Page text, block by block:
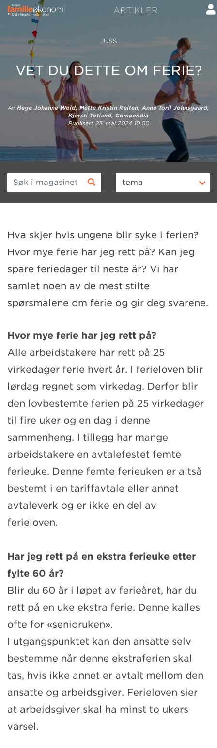
ARTIKLER
JUSS
VET DU DETTE OM FERIE?
Av Hege Johanne Wold, Mette Kristin Reiten, Anne Toril Johnsgaard,
Kjersti Totland, Compendia
Publisert 23. mai 2024 10:00
Søk i magasinet tema
Hva skjer hvis ungene blir syke i ferien?
Hvor mye ferie har jeg rett på? Kan jeg
spare feriedager til neste år? Vi har
samlet noen av de mest stilte
spørsmålene om ferie og gir deg svarene.
Hvor mye ferie har jeg rett på?
Alle arbeidstakere har rett på 25
virkedager ferie hvert år. I ferieloven blir
lørdag regnet som virkedag. Derfor blir
den lovbestemte ferien på 25 virkedager
til fire uker og en dag i denne
sammenheng. I tillegg har mange
arbeidstakere en avtalefestet femte
ferieuke. Denne femte ferieuken er altså
bestemt i en tariffavtale eller annet
avtaleverk og er ikke en del av
ferieloven.
Har jeg rett på en ekstra ferieuke etter
fylte 60 år?
Blir du 60 år i løpet av ferieåret, har du
rett på en uke ekstra ferie. Denne kalles
ofte for «senioruken».
I utgangspunktet kan den ansatte selv
bestemme når denne ekstraferien skal
tas, hvis ikke annet er avtalt mellom den
ansatte og arbeidsgiver. Ferieloven sier
at arbeidsgiver skal ha minst to ukers
varsel.